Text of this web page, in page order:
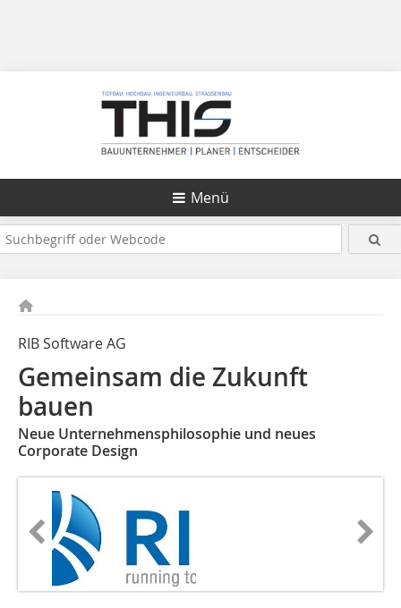
Menü
RIB Software AG
Gemeinsam die Zukunft
bauen
Neue Unternehmensphilosophie und neues
Corporate Design